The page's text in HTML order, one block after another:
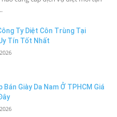
Ty Diệt Côn Trùng Tại
Tín Tốt Nhất
Bán Giày Da Nam Ở TPHCM Giá